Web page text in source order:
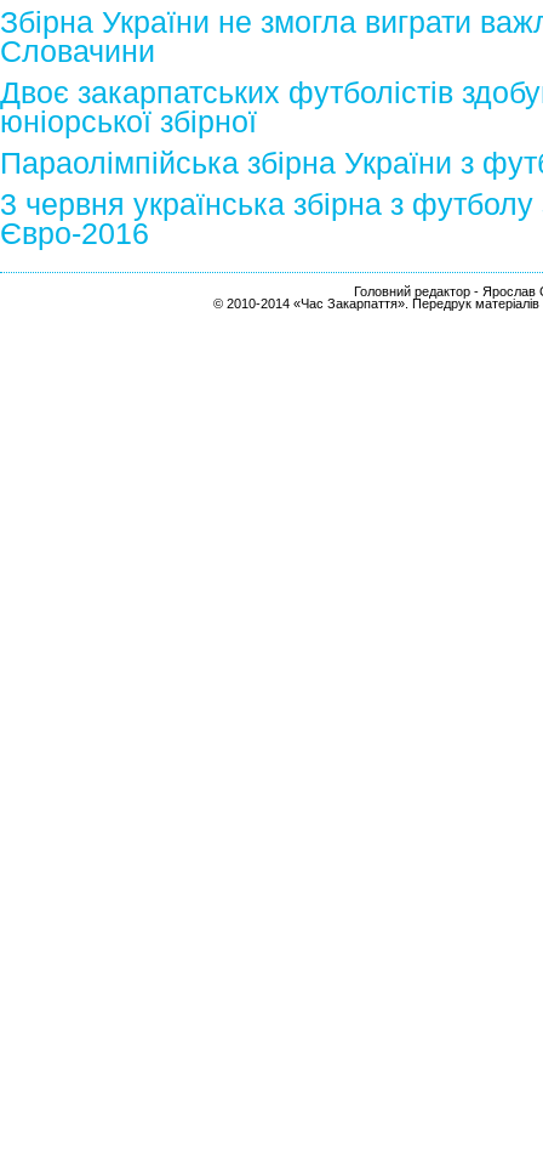
Збірна України не змогла виграти
Словачини
Двоє закарпатських футболістів
юніорської збірної
Параолімпійська збірна України з
3 червня українська збірна з футболу
Євро-2016
Головний редактор - Ярослав
© 2010-2014 «Час Закарпаття». Передрук